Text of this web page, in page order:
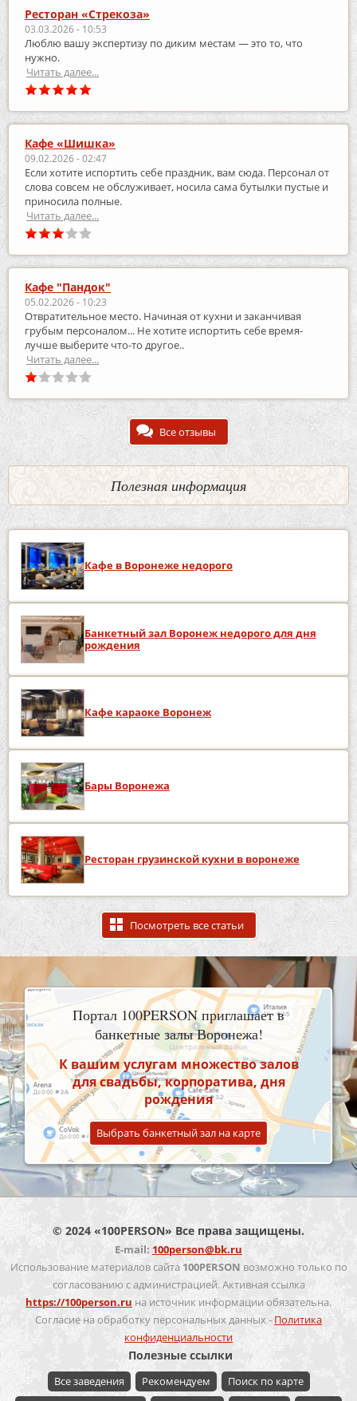
Ресторан «Стрекоза»
03.03.2026 - 10:53
Люблю вашу экспертизу по диким местам — это то, что
нужно.
Читать далее...
Кафе «Шишка»
09.02.2026 - 02:47
Если хотите испортить себе праздник, вам сюда. Персонал от
слова совсем не обслуживает, носила сама бутылки пустые и
приносила полные.
Читать далее...
Кафе "Пандок"
05.02.2026 - 10:23
Отвратительное место. Начиная от кухни и заканчивая
грубым персоналом... Не хотите испортить себе время-
лучше выберите что-то другое..
Читать далее...
Все отзывы
Полезная информация
Кафе в Воронеже недорого
Банкетный зал Воронеж недорого для дня
рождения
Кафе караоке Воронеж
Бары Воронежа
Ресторан грузинской кухни в воронеже
Посмотреть все статьи
Портал 100PERSON приглашает в
банкетные залы Воронежа!
К вашим услугам множество залов
для свадьбы, корпоратива, дня
рождения
Выбрать банкетный зал на карте
© 2024 «100PERSON» Все права защищены.
E-mail: 100person@bk.ru
Использование материалов сайта 100PERSON возможно только по
согласованию с администрацией. Активная ссылка
https://100person.ru на источник информации обязательна.
Согласие на обработку персональных данных - Политика
конфиденциальности
Полезные ссылки
Все заведения Рекомендуем
Поиск по карте